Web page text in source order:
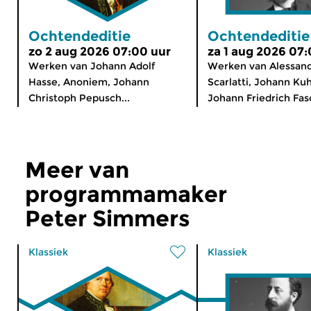
Ochtendeditie
zo 2 aug 2026 07:00 uur
Werken van Johann Adolf
Hasse, Anoniem, Johann
Christoph Pepusch...
Ochtendeditie
za 1 aug 2026
Werken van
Scarlatti, Johann
Johann Friedrich
Meer van
programmamaker
Peter Simmers
Klassiek Klassiek